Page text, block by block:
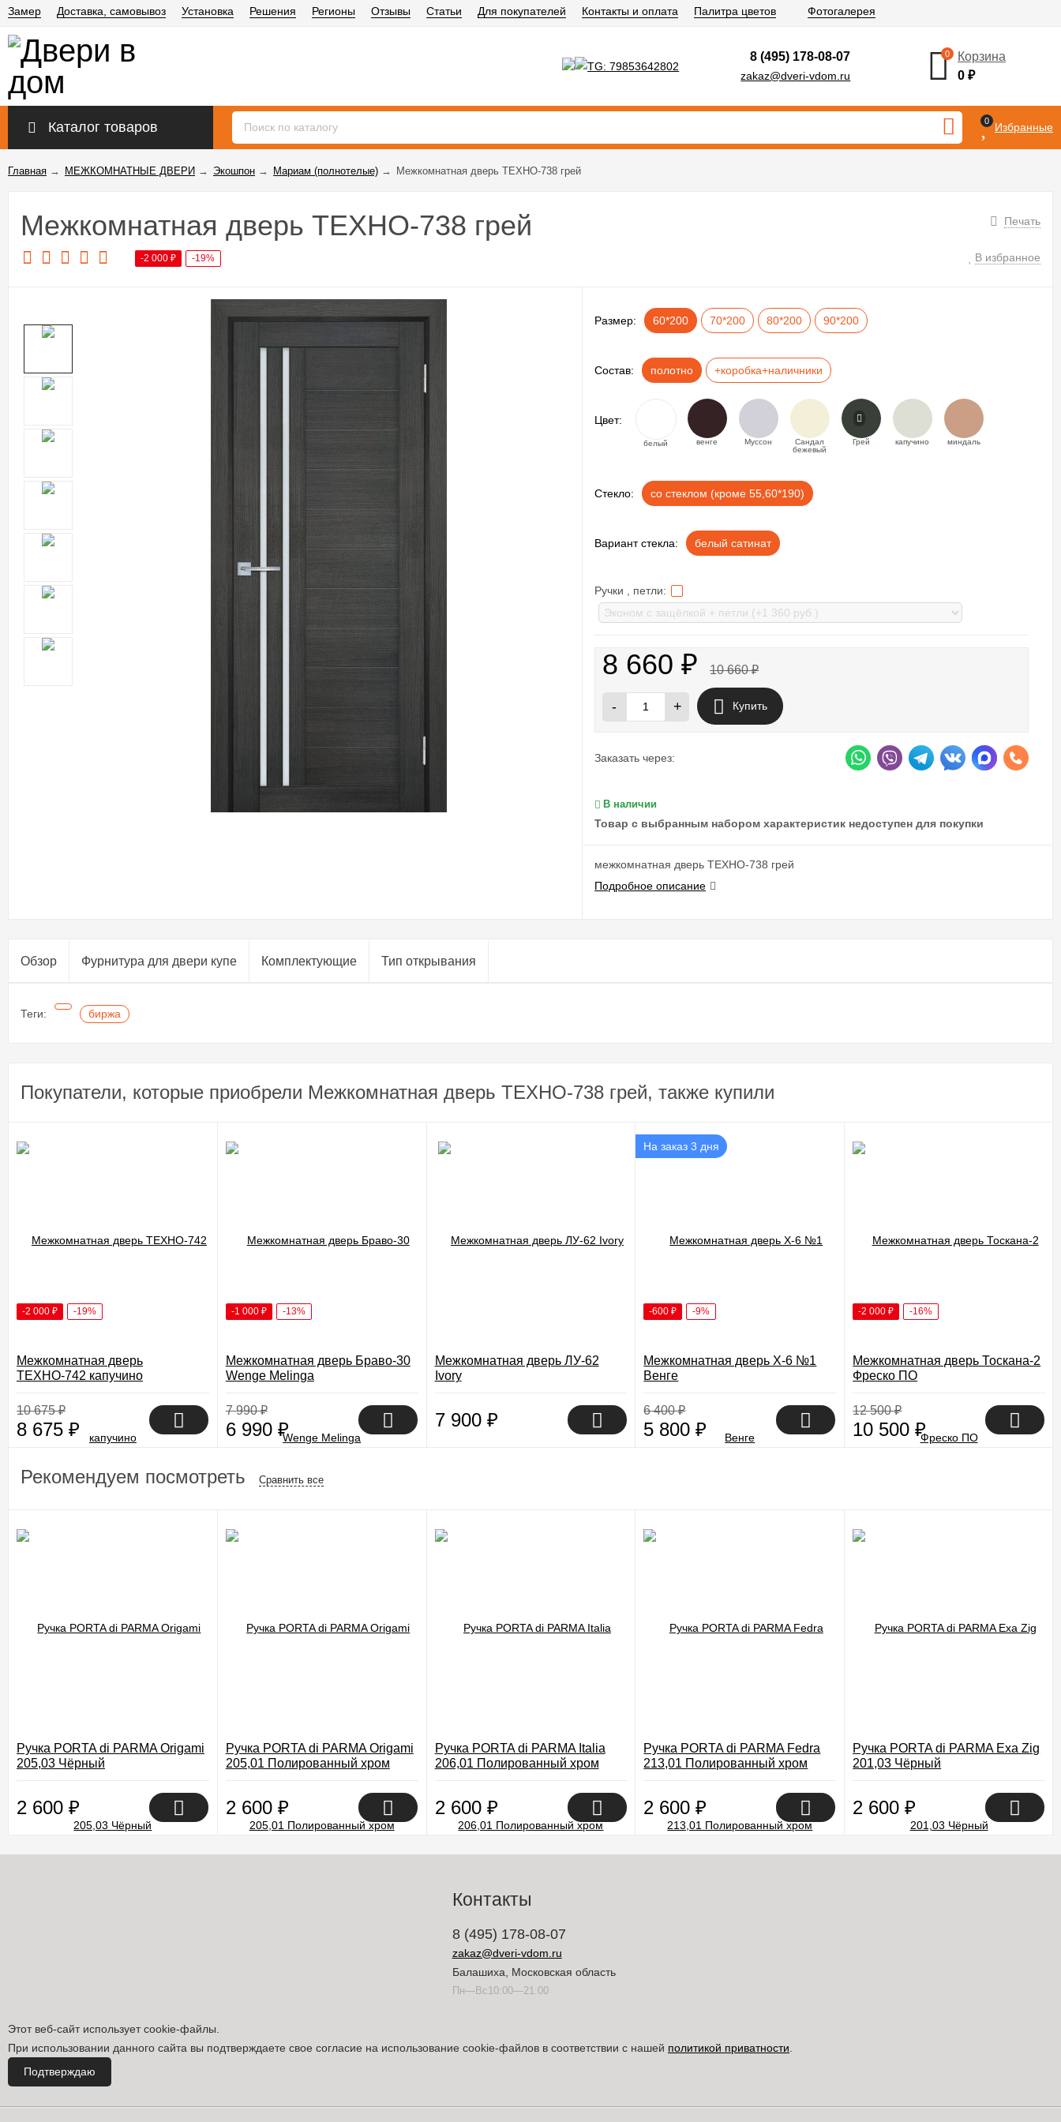
Замер Доставка, самовывоз Установка Решения Регионы Отзывы Статьи Для покупателей Контакты и оплата Палитра цветов Фотогалерея
8 (495) 178-08-07
zakaz@dveri-vdom.ru
0
Корзина
0₽
Каталог товаров 0 Избранные
Главная → МЕЖКОМНАТНЫЕ ДВЕРИ → Экошпон → Мариам (полнотелые) → Межкомнатная дверь ТЕХНО-738 грей
Печать
Межкомнатная дверь ТЕХНО-738 грей
-2 000 ₽ -19% В избранное
Размер: 60*200 70*200 80*200 90*200
Состав: полотно +коробка+наличники
Цвет:
белый венге Муссон
Сандал
бежевый
Грей капучино миндаль
Стекло: со стеклом (кроме 55,60*190)
Вариант стекла: белый сатинат
Ручки , петли:
8 660₽ 10 660₽
- + Купить
Заказать через:
В наличии
Товар с выбранным набором характеристик недоступен для покупки
межкомнатная дверь ТЕХНО-738 грей
Подробное описание
Обзор Фурнитура для двери купе​ Комплектующие Тип открывания
Теги: биржа
Покупатели, которые приобрели Межкомнатная дверь ТЕХНО-738 грей, также купили
-2 000 ₽ -19%
Межкомнатная дверь
ТЕХНО-742 капучино
10 675₽
8 675 ₽
-1 000 ₽ -13%
Межкомнатная дверь Браво-30
Wenge Melinga
7 990₽
6 990 ₽
Межкомнатная дверь ЛУ-62
Ivory
7 900 ₽
На заказ 3 дня
-600₽ -9%
Межкомнатная дверь X-6 №1
Венге
6 400₽
5 800₽
-2 000₽ -16%
Межкомнатная дверь Тоскана-2
Фреско ПО
12 500₽
10 500₽
Рекомендуем посмотреть Сравнить все
Ручка PORTA di PARMA Origami
205,03 Чёрный
2 600 ₽
Ручка PORTA di PARMA Origami
205,01 Полированный хром
2 600 ₽
Ручка PORTA di PARMA Italia
206,01 Полированный хром
2 600 ₽
Ручка PORTA di PARMA Fedra
213,01 Полированный хром
2 600₽
Ручка PORTA di PARMA Exa Zig
201,03 Чёрный
2 600₽
Контакты
8 (495) 178-08-07
zakaz@dveri-vdom.ru
Балашиха, Московская область
Пн—Вс10:00—21:00
Этот веб-сайт использует cookie-файлы.
При использовании данного сайта вы подтверждаете свое согласие на использование cookie-файлов в соответствии с нашей политикой приватности
Подтверждаю